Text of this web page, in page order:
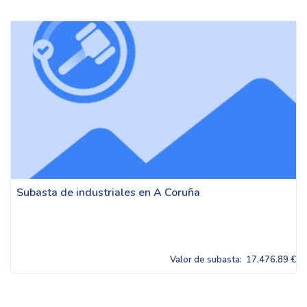
Subasta de industriales en A Coruña
Valor de subasta: 17,476.89 €